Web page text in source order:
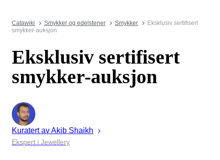
Catawiki Smykker og edelstener Smykker
Eksklusiv sertifisert
smykker-auksjon
Eksklusiv sertifisert
smykker-auksjon
Kuratert avAkib Shaikh
Ekspert i Jewellery